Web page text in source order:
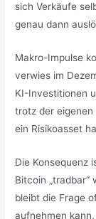
sich Verkäufe
genau dann
Makro-Impulse
verwies im
KI-Investitionen
trotz der eigenen
ein Risikoasset
Die Konsequenz
Bitcoin
bleibt die Frage
aufnehmen